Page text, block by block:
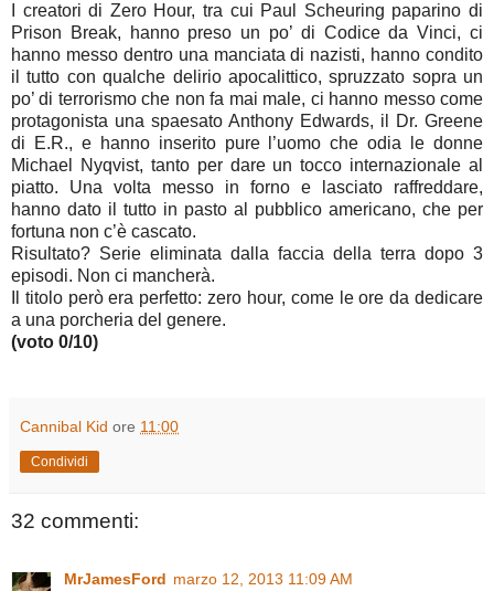
I creatori di Zero Hour, tra cui Paul Scheuring paparino di
Prison Break, hanno preso un po’ di Codice da Vinci, ci
hanno messo dentro una manciata di nazisti, hanno condito
il tutto con qualche delirio apocalittico, spruzzato sopra un
po’ di terrorismo che non fa mai male, ci hanno messo come
protagonista una spaesato Anthony Edwards, il Dr. Greene
di E.R., e hanno inserito pure l’uomo che odia le donne
Michael Nyqvist, tanto per dare un tocco internazionale al
piatto. Una volta messo in forno e lasciato raffreddare,
hanno dato il tutto in pasto al pubblico americano, che per
fortuna non c’è cascato.
Risultato? Serie eliminata dalla faccia della terra dopo 3
episodi. Non ci mancherà.
Il titolo però era perfetto: zero hour, come le ore da dedicare
a una porcheria del genere.
(voto 0/10)
Cannibal Kid ore 11:00
Condividi
32 commenti:
MrJamesFord marzo 12, 2013 11:09 AM